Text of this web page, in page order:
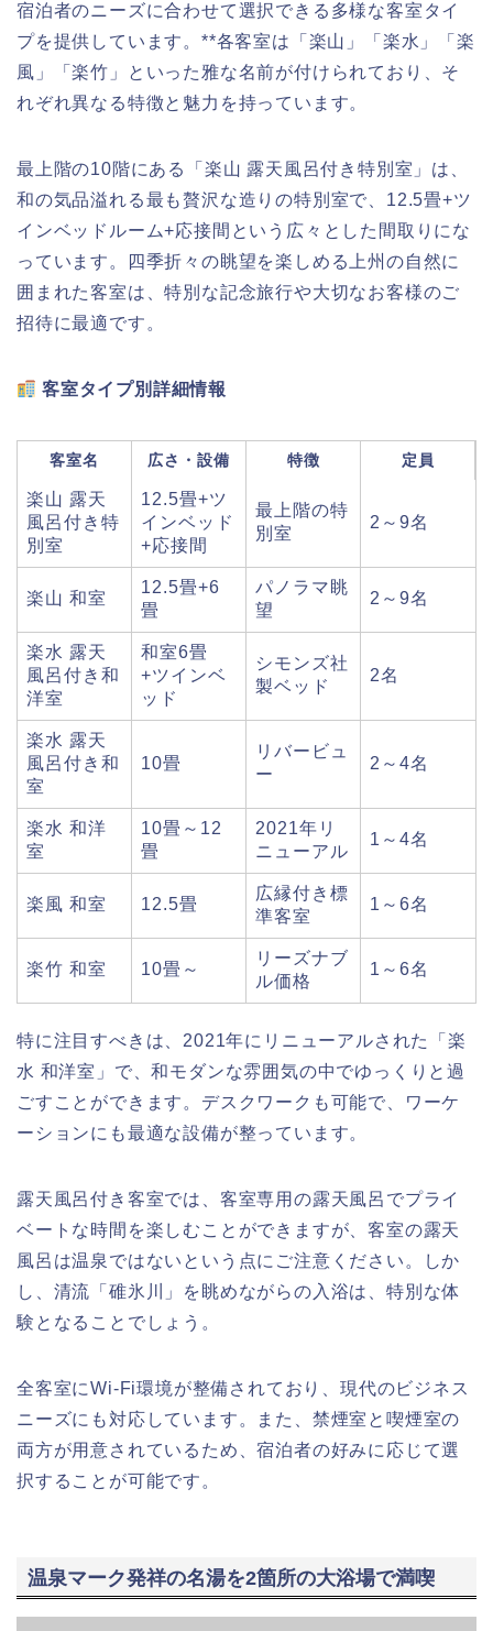
宿泊者のニーズに合わせて選択できる多様な客室タイ
プを提供しています。**各客室は「楽山」「楽水」「楽
風」「楽竹」といった雅な名前が付けられており、そ
れぞれ異なる特徴と魅力を持っています。
最上階の10階にある「楽山 露天風呂付き特別室」は、
和の気品溢れる最も贅沢な造りの特別室で、12.5畳+ツ
インベッドルーム+応接間という広々とした間取りにな
っています。四季折々の眺望を楽しめる上州の自然に
囲まれた客室は、特別な記念旅行や大切なお客様のご
招待に最適です。
客室タイプ別詳細情報
客室名 広さ・設備 特徴 定員
楽山 露天
風呂付き特
別室
12.5畳+ツ
インベッド
+応接間
最上階の特
別室
2～9名
楽山 和室
12.5畳+6
畳
パノラマ眺
望
2～9名
楽水 露天
風呂付き和
洋室
和室6畳
+ツインベ
ッド
シモンズ社
製ベッド
2名
楽水 露天
風呂付き和
室
10畳
リバービュ
ー
2～4名
楽水 和洋
室
10畳～12
畳
2021年リ
ニューアル
1～4名
楽風 和室 12.5畳
広縁付き標
準客室
1～6名
楽竹 和室 10畳～
リーズナブ
ル価格
1～6名
特に注目すべきは、2021年にリニューアルされた「楽
水 和洋室」で、和モダンな雰囲気の中でゆっくりと過
ごすことができます。デスクワークも可能で、ワーケ
ーションにも最適な設備が整っています。
露天風呂付き客室では、客室専用の露天風呂でプライ
ベートな時間を楽しむことができますが、客室の露天
風呂は温泉ではないという点にご注意ください。しか
し、清流「碓氷川」を眺めながらの入浴は、特別な体
験となることでしょう。
全客室にWi-Fi環境が整備されており、現代のビジネス
ニーズにも対応しています。また、禁煙室と喫煙室の
両方が用意されているため、宿泊者の好みに応じて選
択することが可能です。
温泉マーク発祥の名湯を2箇所の大浴場で満喫